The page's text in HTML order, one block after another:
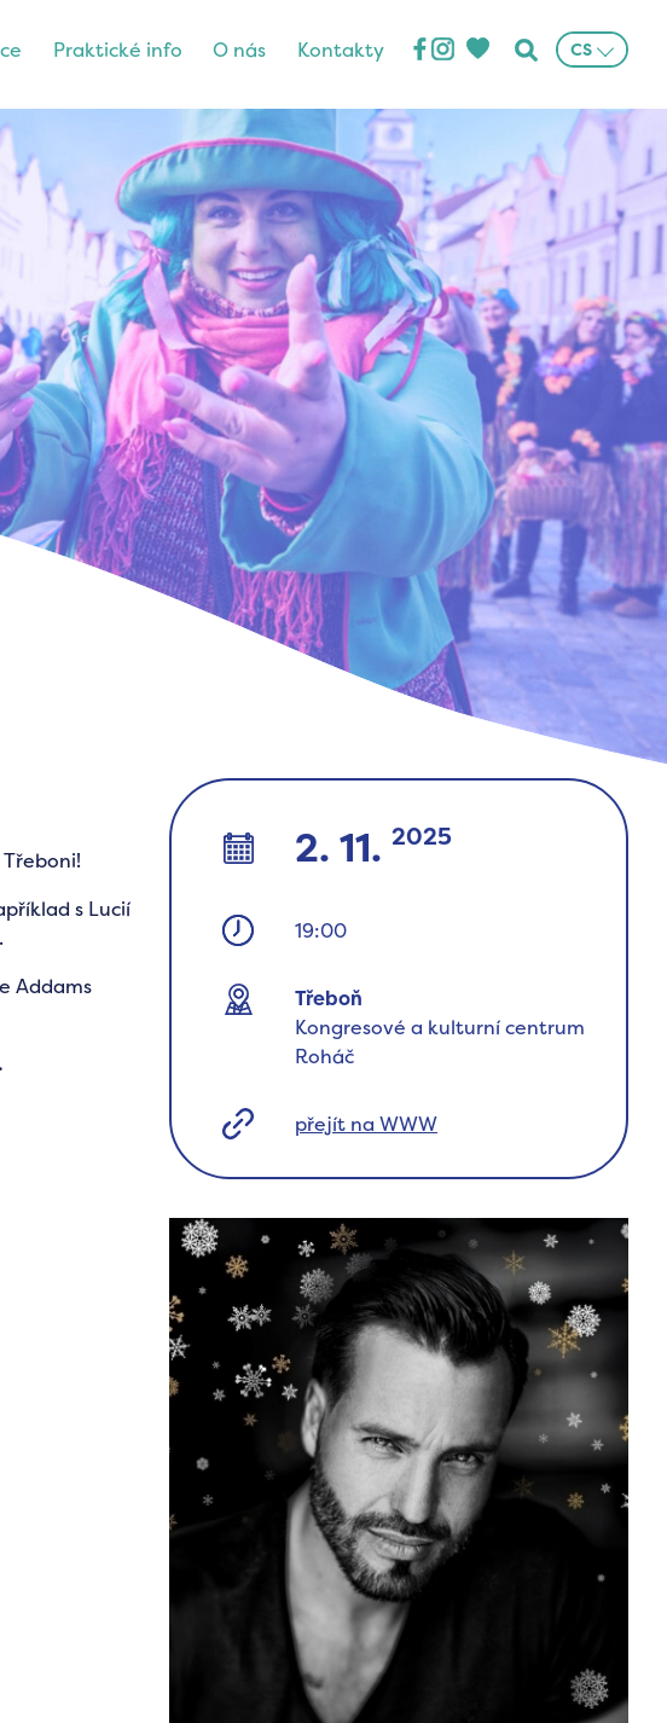
Praktické info O nás Kontakty CS
s Lucií
Addams
2. 11. 2025
19:00
Třeboň
Kongresové a kulturní centrum
Roháč
přejít na WWW